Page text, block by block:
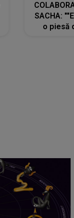
SACHA:
o piesă